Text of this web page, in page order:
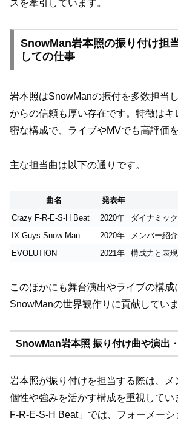
スを牽引しています。
SnowMan岩本照の振り付け担
しての仕事
岩本照はSnowManの振付を多数担当
からの信頼も厚い存在です。特徴はキ
密な構成で、ライブやMVでも高評価
主な担当曲は以下の通りです。
曲名 発表年
Crazy F-R-E-S-H Beat
2020年
ダイナミッ
IX Guys Snow Man
2020年
メンバー紹
EVOLUTION
2021年 構成力と表
このほかにも舞台演出やライブの構成
SnowManの世界観作りに貢献していま
SnowMan岩本照 振り付け曲や演出
岩本照が振り付けを担当する際は、メ
個性や強みを活かす構成を重視してい
F-R-E-S-H Beat」では、フォーメーシ